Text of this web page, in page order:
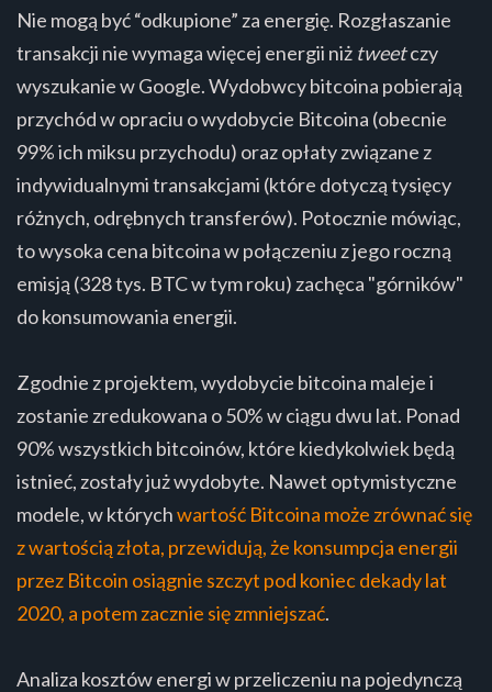
Nie mogą być “odkupione” za energię. Rozgłaszanie
transakcji nie wymaga więcej energii niż tweetczy
wyszukanie w Google. Wydobwcy bitcoina pobierają
przychód w opraciu o wydobycie Bitcoina (obecnie
99% ich miksu przychodu) oraz opłaty związane z
indywidualnymi transakcjami (które dotyczą tysięcy
różnych, odrębnych transferów). Potocznie mówiąc,
to wysoka cena bitcoina w połączeniu z jego roczną
emisją (328 tys. BTC w tym roku) zachęca "górników"
do konsumowania energii.
Zgodnie z projektem, wydobycie bitcoina maleje i
zostanie zredukowana o 50% w ciągu dwu lat. Ponad
90% wszystkich bitcoinów, które kiedykolwiek będą
istnieć, zostały już wydobyte. Nawet optymistyczne
modele, w którychwartość Bitcoina może zrównać się
z wartością złota, przewidują, że konsumpcja energii
przez Bitcoin osiągnie szczyt pod koniec dekady lat
2020, a potem zacznie się zmniejszać.
Analiza kosztów energi w przeliczeniu na pojedynczą